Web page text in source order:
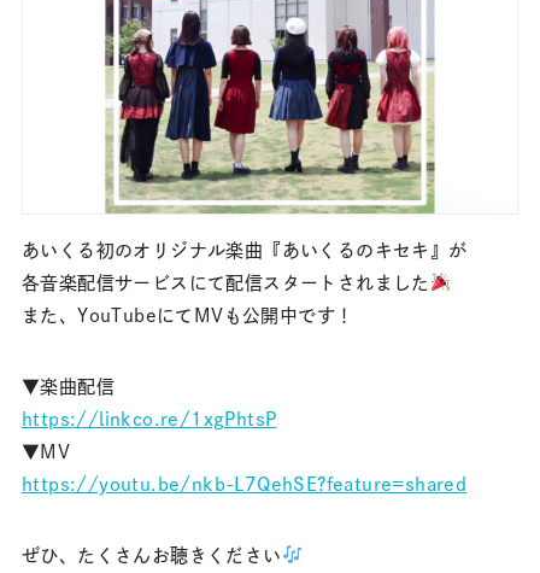
あいくる初のオリジナル楽曲『あいくるのキセキ』が
各音楽配信サービスにて配信スタートされました
また、YouTubeにてMVも公開中です！
▼楽曲配信
https://linkco.re/1xgPhtsP
▼MV
https://youtu.be/nkb-L7QehSE?feature=shared
ぜひ、たくさんお聴きください